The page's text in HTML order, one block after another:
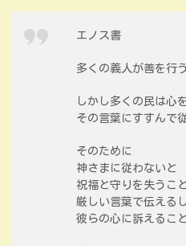
エノス書
多くの義人が善を行
しかし多くの民は心
その言葉にすすんで
そのために
神さまに従わないと
祝福と守りを失うこ
厳しい言葉で伝える
彼らの心に訴えるこ